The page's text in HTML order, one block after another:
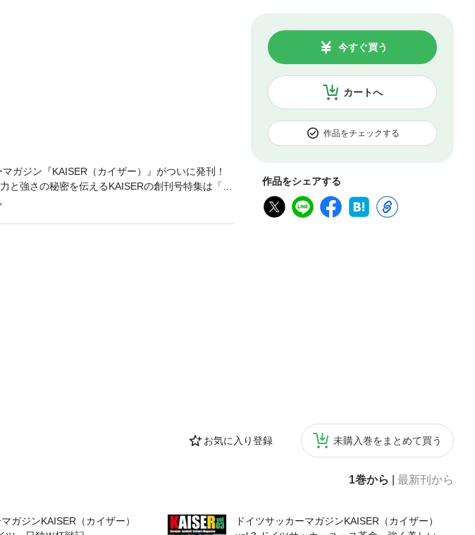
カートへ
今すぐ買う
作品をチェックする
作品をシェアする
お気に入り登録 未購入巻をまとめて買う
1巻から 最新刊から
ガジンKAISER（カイザー）
ドイツサッカーマガジンKAISER（カイザー）
ガジン『KAISER（カイザー）』がついに発刊！
強さの秘密を伝えるKAISERの創刊号特集は「ド
して戦うために必要なものとは？日本サッカーが